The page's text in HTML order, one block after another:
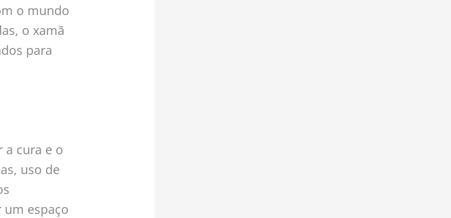
o mundo
o xamã
para
a cura e o
uso de
espaço